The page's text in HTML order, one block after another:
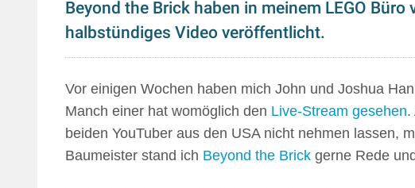
Beyond the Brick haben in meinem LEGO
halbstündiges Video veröffentlicht.
Vor einigen Wochen haben mich John und Joshua
Manch einer hat womöglich den Live-Stream gesehen.
beiden YouTuber aus den USA nicht nehmen lassen,
Baumeister stand ich Beyond the Brick gerne Rede